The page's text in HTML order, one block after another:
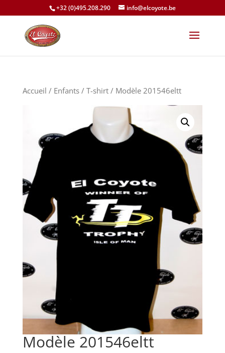
+32 (0)495.208.290 info@elcoyote.be
Accueil / Enfants/ T-shirt/ Modèle 201546eltt
Modèle 201546eltt